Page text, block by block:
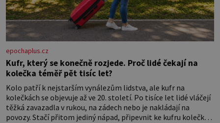
epochaplus.cz
Kufr, který se konečně rozjede. Proč lidé čekají na
kolečka téměř pět tisíc let?
Kolo patří k nejstarším vynálezům lidstva, ale kufr na
kolečkách se objevuje až ve 20. století. Po tisíce let lidé vláčejí
těžká zavazadla v rukou, na zádech nebo je nakládají na
povozy. Stačí přitom jediný nápad, připevnit ke kufru kolečka.